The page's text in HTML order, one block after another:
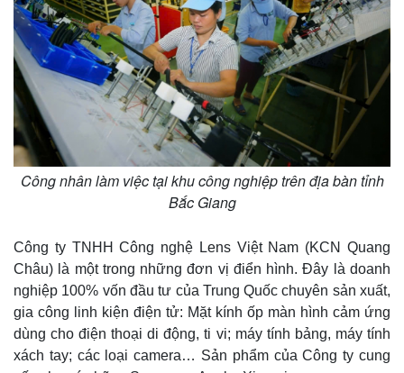
Thế giới
Quan sát
Cuộc sống đó đây
Hồ sơ
Multimedia
Video
Ảnh
E-Magazine
Công nhân làm việc tại khu công nghiệp trên địa bàn tỉnh
Bắc Giang
Công ty TNHH Công nghệ Lens Việt Nam (KCN Quang
Châu) là một trong những đơn vị điển hình. Đây là doanh
nghiệp 100% vốn đầu tư của Trung Quốc chuyên sản xuất,
gia công linh kiện điện tử: Mặt kính ốp màn hình cảm ứng
dùng cho điện thoại di động, ti vi; máy tính bảng, máy tính
xách tay; các loại camera… Sản phẩm của Công ty cung